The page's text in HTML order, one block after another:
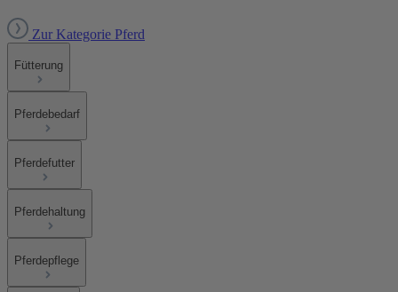
Zur Kategorie Pferd
Fütterung
Pferdebedarf
Pferdefutter
Pferdehaltung
Pferdepflege